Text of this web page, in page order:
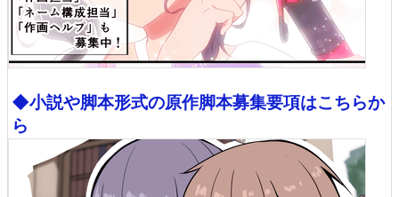
◆小説や脚本形式の原作脚本募集要項はこちらか
ら